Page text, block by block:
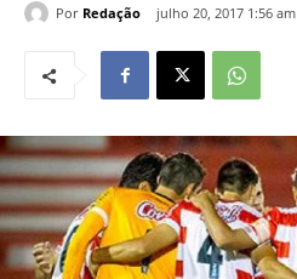
Por Redação julho 20, 2017 1:56 am